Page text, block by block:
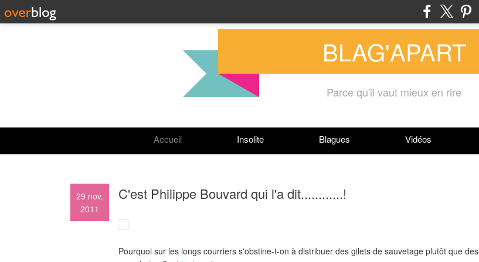
BLAG'APART
Parce qu'il vaut mieux en rire
Accueil Insolite Blagues Vidéos
C'est Philippe Bouvard qui l'a dit............!
29 nov.
2011
Pourquoi sur les longs courriers s'obstine-t-on à distribuer des gilets de sauvetage plutôt que des